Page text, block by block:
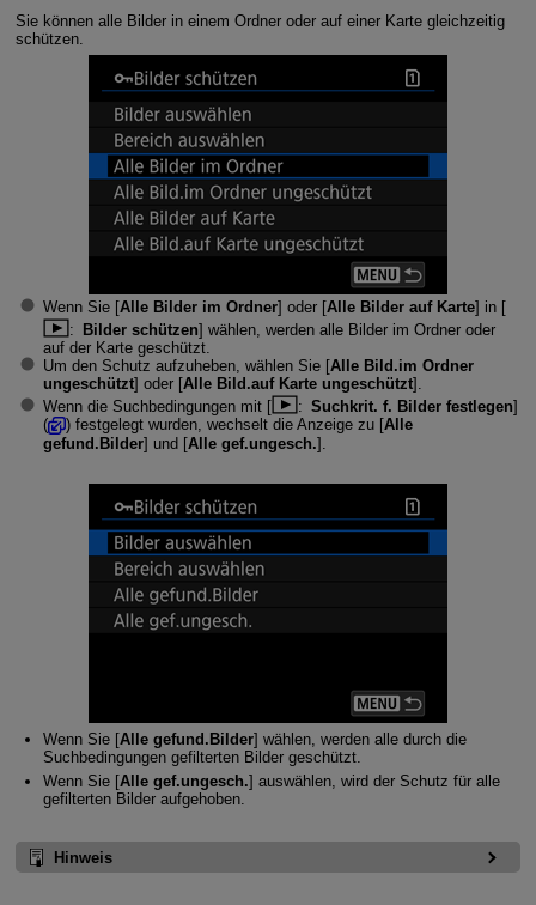
Sie können alle Bilder in einem Ordner oder auf einer Karte gleichzeitig
schützen.
Wenn Sie [Alle Bilder im Ordner] oder [Alle Bilder auf Karte] in [
:
Bilder schützen] wählen, werden alle Bilder im Ordner oder
auf der Karte geschützt.
Um den Schutz aufzuheben, wählen Sie [Alle Bild.im Ordner
ungeschützt] oder [Alle Bild.auf Karte ungeschützt].
Wenn die Suchbedingungen mit [
: Suchkrit. f. Bilder festlegen]
(
) festgelegt wurden, wechselt die Anzeige zu [Alle
gefund.Bilder] und [Alle gef.ungesch.].
Wenn Sie [Alle gefund.Bilder] wählen, werden alle durch die
Suchbedingungen gefilterten Bilder geschützt.
Wenn Sie [Alle gef.ungesch.] auswählen, wird der Schutz für alle
gefilterten Bilder aufgehoben.
Hinweis